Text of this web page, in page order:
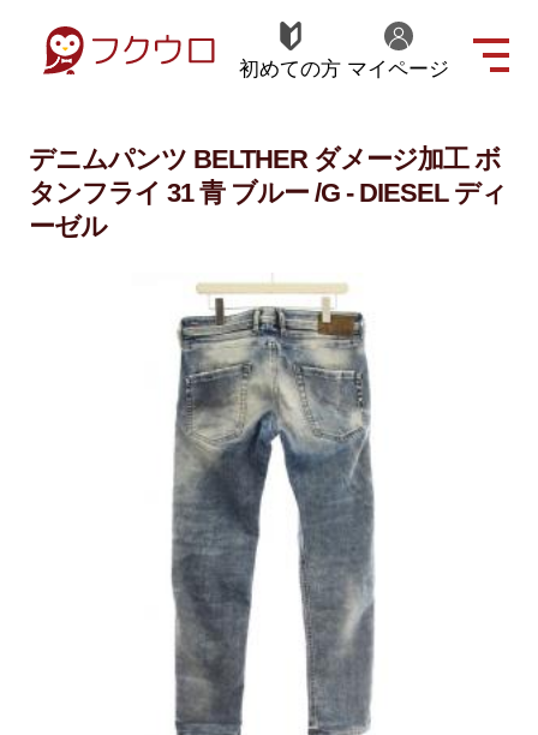
初めての方 マイページ
デニムパンツ BELTHER ダメージ加工 ボ
タンフライ 31 青 ブルー /G - DIESEL ディ
ーゼル